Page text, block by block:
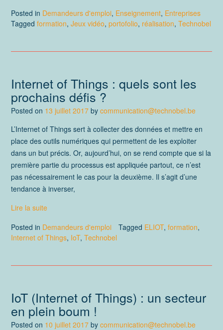
Posted in Demandeurs d'emploi, Enseignement, Entreprises
Tagged formation, Jeux vidéo, portofolio, réalisation, Technobel
Internet of Things : quels sont les
prochains défis ?
Posted on 13 juillet 2017 by communication@technobel.be
L’Internet of Things sert à collecter des données et mettre en
place des outils numériques qui permettent de les exploiter
dans un but précis. Or, aujourd’hui, on se rend compte que si la
première partie du processus est appliquée partout, ce n’est
pas nécessairement le cas pour la deuxième. Il s’agit d’une
tendance à inverser,
Lire la suite
Posted in Demandeurs d'emploi Tagged ELIOT, formation,
Internet of Things, IoT, Technobel
IoT (Internet of Things) : un secteur
en plein boum !
Posted on 10 juillet 2017 by communication@technobel.be